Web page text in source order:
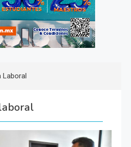
Laboral